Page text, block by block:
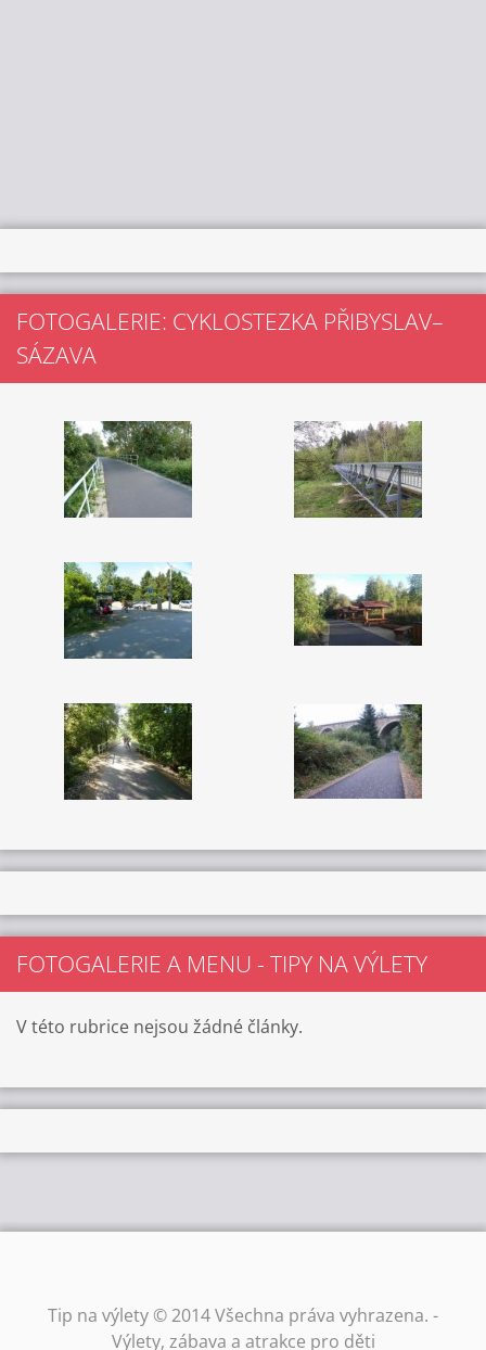
FOTOGALERIE: CYKLOSTEZKA PŘIBYSLAV–
SÁZAVA
FOTOGALERIE A MENU - TIPY NA VÝLETY
V této rubrice nejsou žádné články.
Tip na výlety © 2014 Všechna práva vyhrazena. -
Výlety, zábava a atrakce pro děti